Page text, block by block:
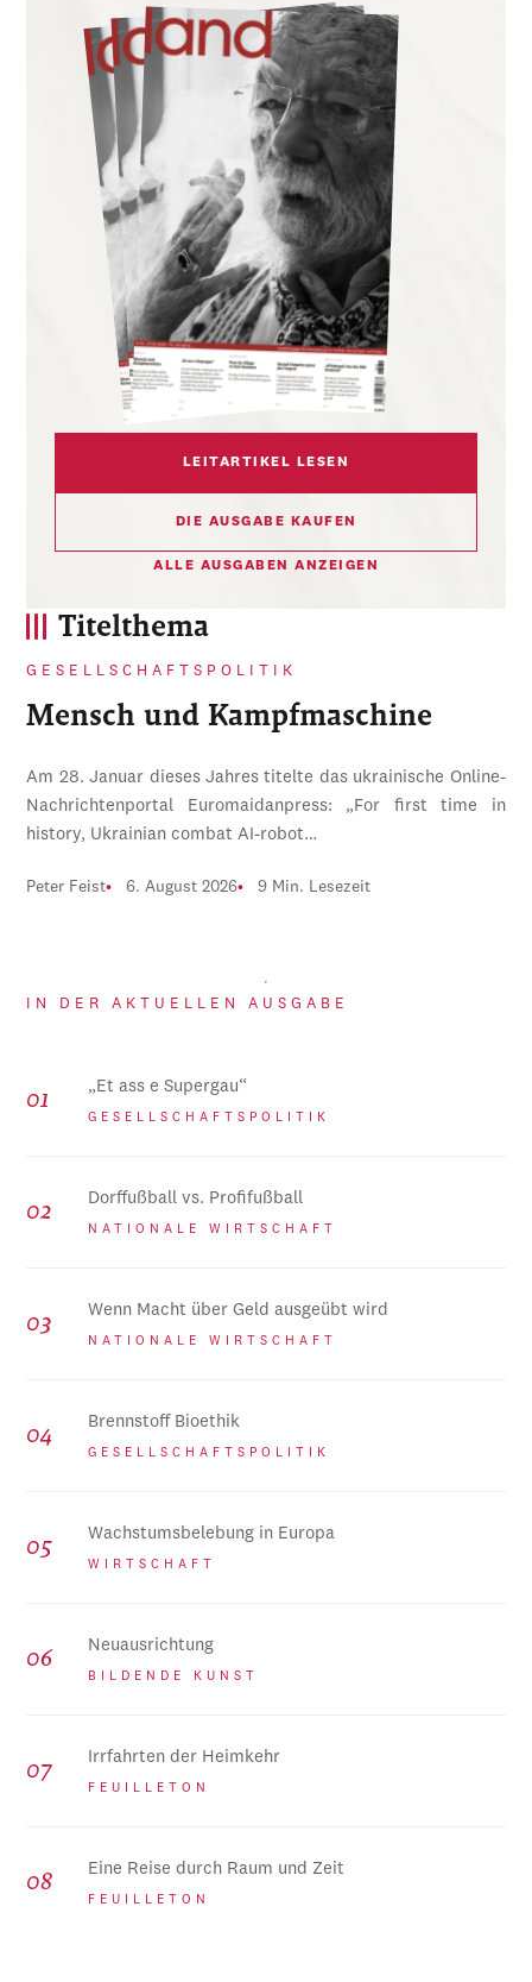
Titelthema
GESELLSCHAFTSPOLITIK
Mensch und Kampfmaschine
Am 28. Januar dieses Jahres titelte das ukrainische Online-
Nachrichtenportal Euromaidanpress: „For first time in
history, Ukrainian combat AI-robot…
Peter Feist 6. August 2026 9 Min. Lesezeit
IN DER AKTUELLEN AUSGABE
„Et ass e Supergau“
GESELLSCHAFTSPOLITIK
Dorffußball vs. Profifußball
NATIONALE WIRTSCHAFT
Wenn Macht über Geld ausgeübt wird
NATIONALE WIRTSCHAFT
Brennstoff Bioethik
GESELLSCHAFTSPOLITIK
Wachstumsbelebung in Europa
WIRTSCHAFT
Neuausrichtung
BILDENDE KUNST
Irrfahrten der Heimkehr
FEUILLETON
Eine Reise durch Raum und Zeit
FEUILLETON
LEITARTIKEL LESEN
DIE AUSGABE KAUFEN
ALLE AUSGABEN ANZEIGEN